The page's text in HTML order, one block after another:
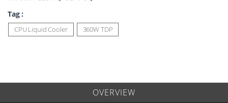
Tag :
CPU Liquid Cooler 360W TDP
OVERVIEW